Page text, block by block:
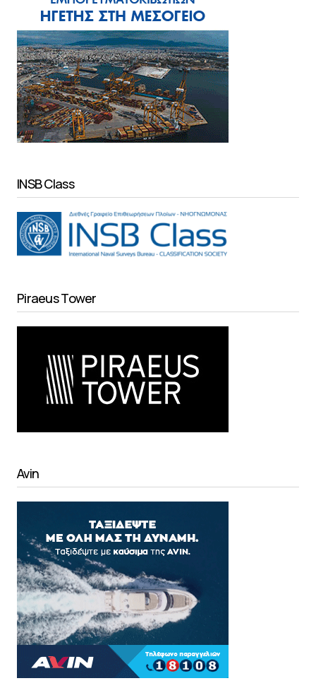
INSB Class
Piraeus Tower
Avin